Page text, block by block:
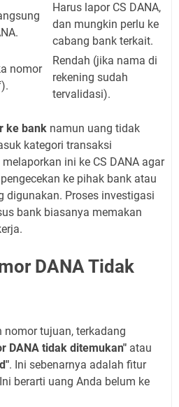
Harus lapor CS DANA,
dan mungkin perlu ke
cabang bank terkait.
nomor
Rendah (jika nama di
rekening sudah
tervalidasi).
ke bank namun uang tidak
kategori transaksi
ini ke CS DANA agar
ke pihak bank atau
digunakan. Proses investigasi
bank biasanya memakan
DANA Tidak
tujuan, terkadang
DANA tidak ditemukan" atau
. Ini sebenarnya adalah fitur
berarti uang Anda belum ke